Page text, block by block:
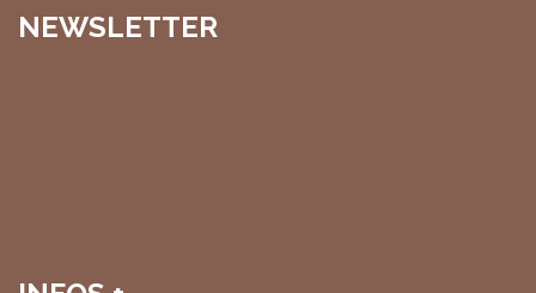
NEWSLETTER